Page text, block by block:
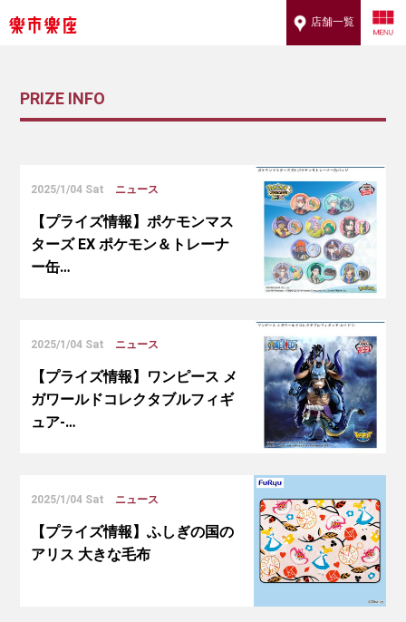
店舗一覧
PRIZE INFO
2025/1/04 Sat ニュース
【プライズ情報】ポケモンマス
ターズ EX ポケモン＆トレーナ
ー缶…
2025/1/04 Sat ニュース
【プライズ情報】ワンピース メ
ガワールドコレクタブルフィギ
ュア-…
2025/1/04 Sat ニュース
【プライズ情報】ふしぎの国の
アリス 大きな毛布